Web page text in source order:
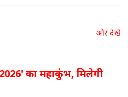
और देखे
का महाकुंभ, मिलेगी